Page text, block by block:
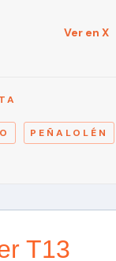
Ver en X
PEÑALOLÉN
T13